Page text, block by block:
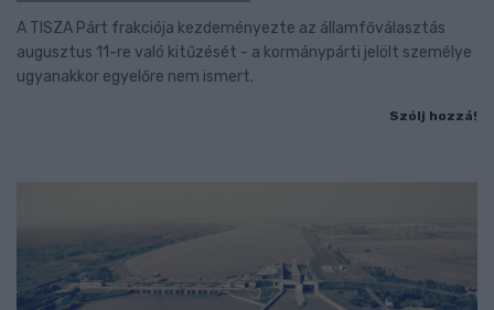
A TISZA Párt frakciója kezdeményezte az államfőválasztás
augusztus 11-re való kitűzését - a kormánypárti jelölt személye
ugyanakkor egyelőre nem ismert.
Szólj hozzá!